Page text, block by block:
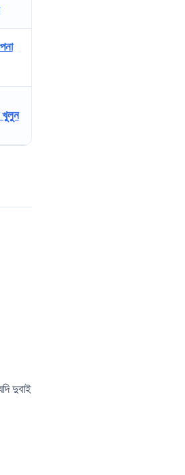
খুলুন
দুবাই